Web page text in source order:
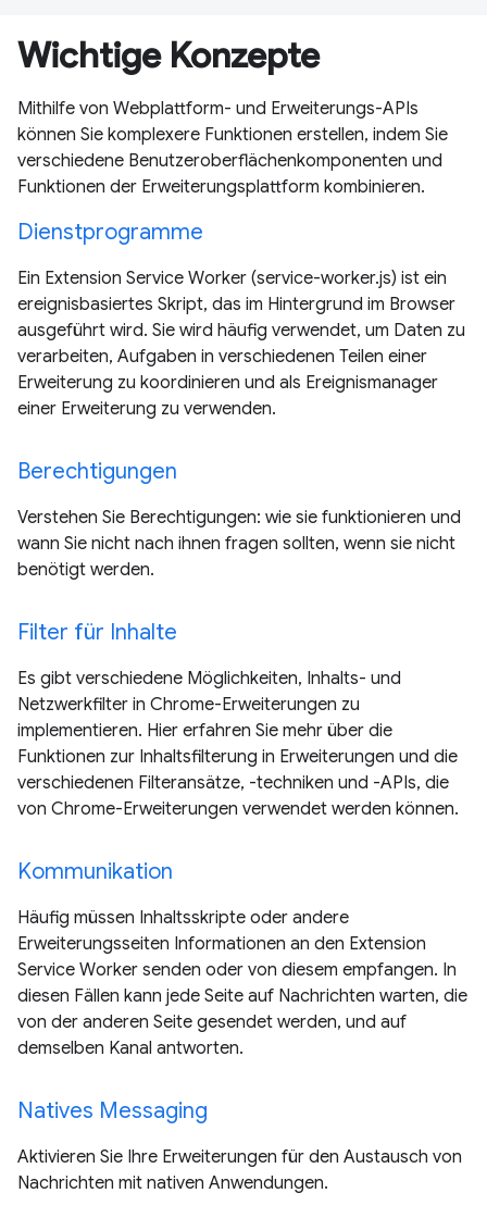
Wichtige Konzepte
Mithilfe von Webplattform- und Erweiterungs-APIs
können Sie komplexere Funktionen erstellen, indem Sie
verschiedene Benutzeroberflächenkomponenten und
Funktionen der Erweiterungsplattform kombinieren.
Dienstprogramme
Ein Extension Service Worker (service-worker.js) ist ein
ereignisbasiertes Skript, das im Hintergrund im Browser
ausgeführt wird. Sie wird häufig verwendet, um Daten zu
verarbeiten, Aufgaben in verschiedenen Teilen einer
Erweiterung zu koordinieren und als Ereignismanager
einer Erweiterung zu verwenden.
Berechtigungen
Verstehen Sie Berechtigungen: wie sie funktionieren und
wann Sie nicht nach ihnen fragen sollten, wenn sie nicht
benötigt werden.
Filter für Inhalte
Es gibt verschiedene Möglichkeiten, Inhalts- und
Netzwerkfilter in Chrome-Erweiterungen zu
implementieren. Hier erfahren Sie mehr über die
Funktionen zur Inhaltsfilterung in Erweiterungen und die
verschiedenen Filteransätze, -techniken und -APIs, die
von Chrome-Erweiterungen verwendet werden können.
Kommunikation
Häufig müssen Inhaltsskripte oder andere
Erweiterungsseiten Informationen an den Extension
Service Worker senden oder von diesem empfangen. In
diesen Fällen kann jede Seite auf Nachrichten warten, die
von der anderen Seite gesendet werden, und auf
demselben Kanal antworten.
Natives Messaging
Aktivieren Sie Ihre Erweiterungen für den Austausch von
Nachrichten mit nativen Anwendungen.